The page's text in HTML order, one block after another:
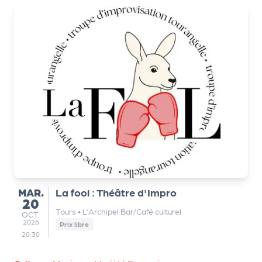
MARDI
MAR.
20
OCTOBRE
OCT.
2026
20:30
La fool : Théâtre d'Impro
Tours • L'Archipel Bar/Café culturel
Prix libre